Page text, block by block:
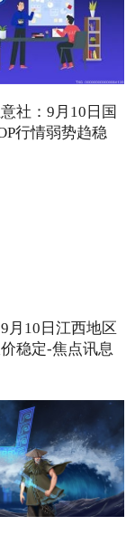
社：9月10日国
行情弱势趋稳
月10日江西地区
稳定-焦点讯息